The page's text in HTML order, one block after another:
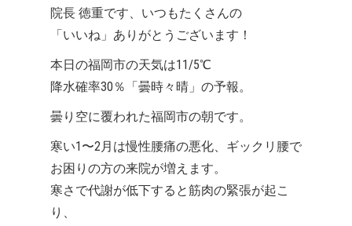
院長 徳重です、いつもたくさんの
「いいね」ありがとうございます！
本日の福岡市の天気は11/5℃
降水確率30％「曇時々晴」の予報。
曇り空に覆われた福岡市の朝です。
寒い1〜2月は慢性腰痛の悪化、ギックリ腰で
お困りの方の来院が増えます。
寒さで代謝が低下すると筋肉の緊張が起こ
り、